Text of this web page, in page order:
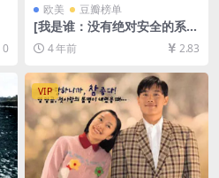
0
欧美 豆瓣榜单
[我是谁：没有绝对安全的系
统]Who Am I – Kein System
ist sicher (2014)[百度网盘
+迅雷云盘资源1080P超清未
删减][MP4/6.6GB][中文字幕]
4 年前 2.83
VIP